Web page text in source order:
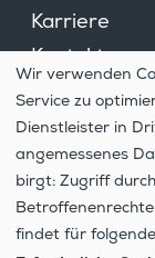
Karriere
Kontakt
Daten­schutz
Impressum
Wir verwenden
Service zu
Dienstleister in
angemessenes
birgt: Zugriff
findet für